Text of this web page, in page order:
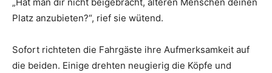
Platz anzubieten?“, rief sie wütend.
Sofort richteten die Fahrgäste ihre Aufmerksamkeit auf
die beiden. Einige drehten neugierig die Köpfe und